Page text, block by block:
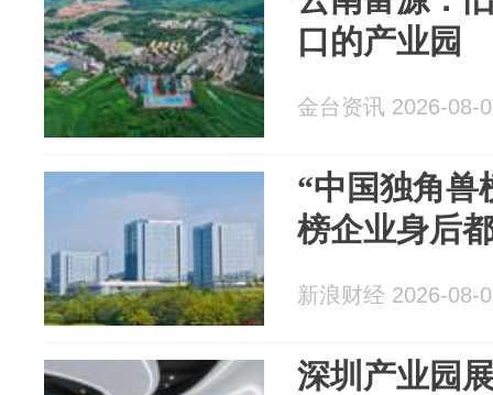
口的产业园
金台资讯 2026-08-
“中国独角兽
榜企业身后
新浪财经 2026-08-
深圳产业园